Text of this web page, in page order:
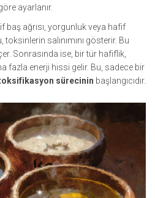
ayarlanır.
baş ağrısı, yorgunluk veya hafif
toksinlerin salınımını gösterir. Bu
Sonrasında ise, bir tür hafiflik,
fazla enerji hissi gelir. Bu, sadece bir
sürecinin başlangıcıdır.